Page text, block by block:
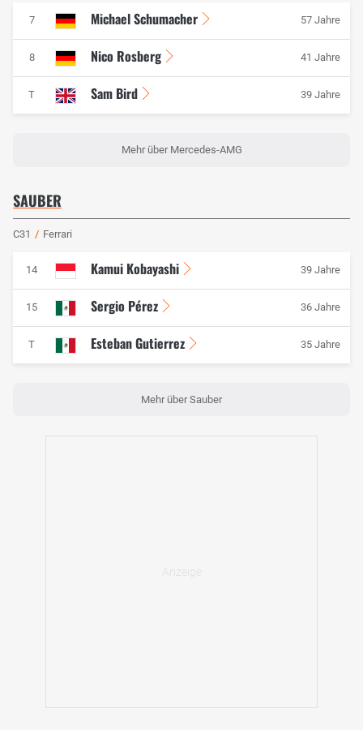
7 Michael Schumacher 57 Jahre
8 Nico Rosberg 41 Jahre
T Sam Bird 39 Jahre
Mehr über Mercedes-AMG
SAUBER
C31 / Ferrari
14 Kamui Kobayashi 39 Jahre
15 Sergio Pérez 36 Jahre
T Esteban Gutierrez 35 Jahre
Mehr über Sauber